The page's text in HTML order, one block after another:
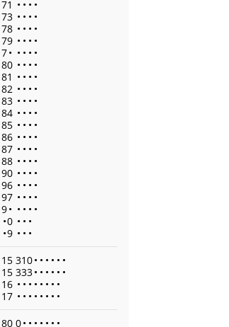
71 • • • •
73 • • • •
78 • • • •
79 • • • •
7• • • • •
80 • • • •
81 • • • •
82 • • • •
83 • • • •
84 • • • •
85 • • • •
86 • • • •
87 • • • •
88 • • • •
90 • • • •
96 • • • •
97 • • • •
9• • • • •
•0 • • •
•9 • • •
15 310• • • • • •
15 333• • • • • •
16 • • • • • • • •
17 • • • • • • • •
80 0• • • • • • •